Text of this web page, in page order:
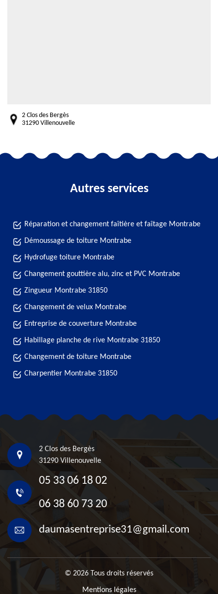
2 Clos des Bergès
31290 Villenouvelle
Autres services
Réparation et changement faîtière et faîtage Montrabe
Démoussage de toiture Montrabe
Hydrofuge toiture Montrabe
Changement gouttière alu, zinc et PVC Montrabe
Zingueur Montrabe 31850
Changement de velux Montrabe
Entreprise de couverture Montrabe
Habillage planche de rive Montrabe 31850
Changement de toiture Montrabe
Charpentier Montrabe 31850
2 Clos des Bergès
31290 Villenouvelle
05 33 06 18 02
06 38 60 73 20
daumasentreprise31@gmail.com
© 2026 Tous droits réservés
Mentions légales